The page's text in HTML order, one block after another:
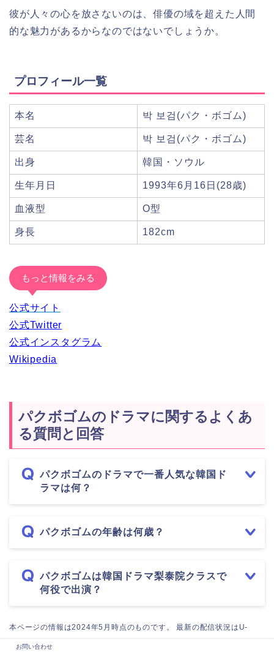
彼が人々の心を放さないのは、俳優の域を超えた人間
的な魅力があるからなのではないでしょうか。
プロフィール一覧
本名 박 보검(パク・ボゴム)
芸名 박 보검(パク・ボゴム)
出身 韓国・ソウル
生年月日 1993年6月16日(28歳)
血液型 O型
身長 182cm
もっと情報をみる
公式サイト
公式Twitter
公式インスタグラム
Wikipedia
パクボゴムのドラマに関するよくあ
る質問と回答
パクボゴムのドラマで一番人気な韓国ド
ラマは何？
パクボゴムの年齢は何歳？
パクボゴムは韓国ドラマ梨泰院クラスで
何役で出演？
本ページの情報は2024年5月時点のものです。 最新の配信状況はU-
NEXTにてご確認ください。
お問い合わせ